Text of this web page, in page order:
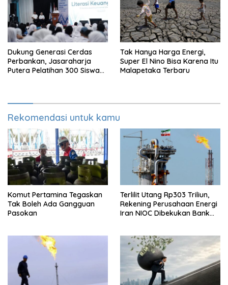
Dukung Generasi Cerdas
Perbankan, Jasaraharja
Putera Pelatihan 300 Siswa
Tak Hanya Harga Energi,
Super El Nino Bisa Karena Itu
Malapetaka Terbaru
Rekomendasi untuk kamu
Komut Pertamina Tegaskan
Tak Boleh Ada Gangguan
Pasokan
Terlilit Utang Rp303 Triliun,
Rekening Perusahaan Energi
Iran NIOC Dibekukan Bank